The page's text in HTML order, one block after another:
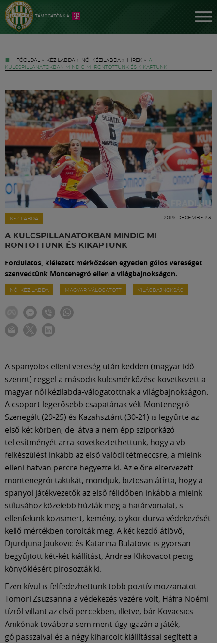
FŐOLDAL » KÉZILABDA » NŐI KÉZILABDA » HÍREK » A
KULCSPILLANATOKBAN MINDIG MI RONTOTTUNK ÉS KIKAPTUNK
KÉZILABDA 2019. DECEMBER 3.
A KULCSPILLANATOKBAN MINDIG MI
RONTOTTUNK ÉS KIKAPTUNK
Fordulatos, kiélezett mérkőzésen egyetlen gólos vereséget
szenvedtünk Montenegró ellen a világbajnokságon.
NŐI KÉZILABDA MAGYAR VÁLOGATOTT VILÁGBAJNOKSÁG
A spanyolok elleni vereség után kedden (magyar idő
szerint) reggel a második kulcsmérkőzése következett a
magyar női kézilabda-válogatottnak a világbajnokságon.
A csoport legerősebb csapatának vélt Montenegró
Szenegált (29-25) és Kazahsztánt (30-21) is legyűrte az
első két körben, de látva a nem épp sziporkázó
teljesítményét arra következtethettünk, hogy a vb-
felkészülést inkább az első valódi tétmeccsre, a mieink
elleni hatvan percre hegyezte ki. Az előre eltervezett
montenegrói taktikát, mondjuk, biztosan átírta, hogy a
spanyol játékvezetők az első félidőben inkább a mieink
stílusához közelebb húzták meg a határvonalat, s
ellenfelünk közismert, kemény, olykor durva védekezését
kellő mértékben torolták meg. A két kezdő átlövő,
Djurdjuna Jaukovic és Katarina Bulatovic is gyorsan
begyűjtött két-két kiállítást, Andrea Klikovacot pedig
könyöklésért pirosozták ki.
Ezen kívül is felfedezhettünk több pozitív mozzanatot –
Tomori Zsuzsanna a védekezés vezére volt, Háfra Noémi
tízről villant az első percekben, illetve, bár Kovacsics
Anikónak továbbra sem ment úgy igazán a játék,
gólpasszaival és a négy kiharcolt kiállítással segített a
Jegyek
FM YouTube +
Hírek
Labdarúgás
Meccscenter
Klub
Shop
Közösség
Múzeum
English